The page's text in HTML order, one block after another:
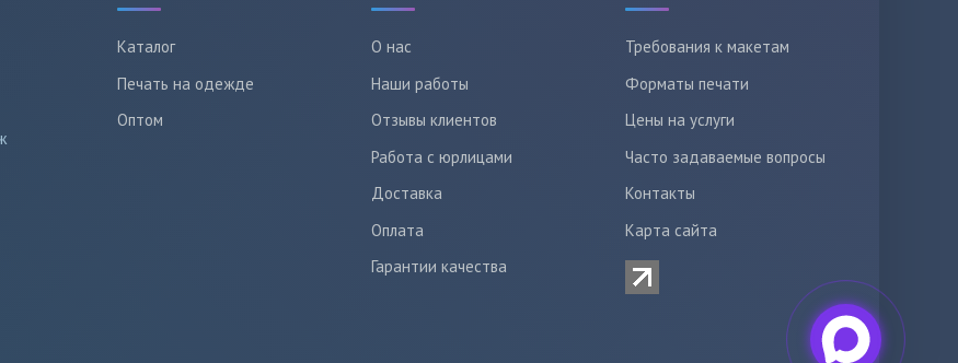
Каталог
Печать на одежде
Оптом
О нас
Наши работы
Отзывы клиентов
Работа с юрлицами
Доставка
Оплата
Гарантии качества
Требования к макетам
Форматы печати
Цены на услуги
Часто задаваемые вопросы
Контакты
Карта сайта